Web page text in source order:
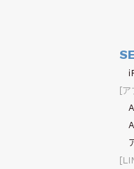
ア